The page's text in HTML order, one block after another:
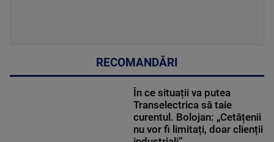
RECOMANDĂRI
În ce situații va putea
Transelectrica să taie
curentul. Bolojan: „Cetățenii
nu vor fi limitați, doar clienții